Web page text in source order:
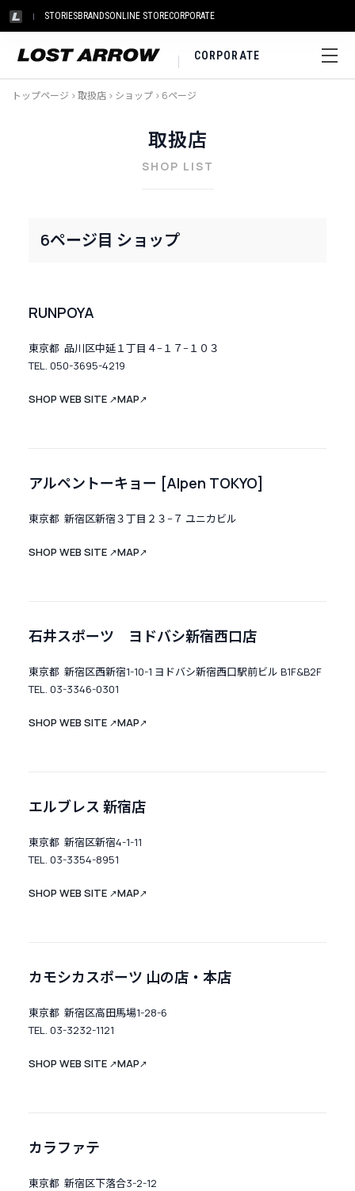
STORIESBRANDSONLINE STORECORPORATE
CORPORATE
トップページ >取扱店 > ショップ > 6ページ
取扱店
SHOP LIST
6ページ目 ショップ
RUNPOYA
東京都 品川区中延１丁目４−１７−１０３
TEL. 050-3695-4219
SHOP WEB SITE ↗MAP↗
アルペントーキョー [Alpen TOKYO]
東京都 新宿区新宿３丁目２３−７ ユニカビル
SHOP WEB SITE ↗MAP↗
石井スポーツ ヨドバシ新宿西口店
東京都 新宿区西新宿1-10-1 ヨドバシ新宿西口駅前ビル B1F&B2F
TEL. 03-3346-0301
SHOP WEB SITE ↗MAP↗
エルブレス 新宿店
東京都 新宿区新宿4-1-11
TEL. 03-3354-8951
SHOP WEB SITE ↗MAP↗
カモシカスポーツ 山の店・本店
東京都 新宿区高田馬場1-28-6
TEL. 03-3232-1121
SHOP WEB SITE ↗MAP↗
カラファテ
東京都 新宿区下落合3-2-12